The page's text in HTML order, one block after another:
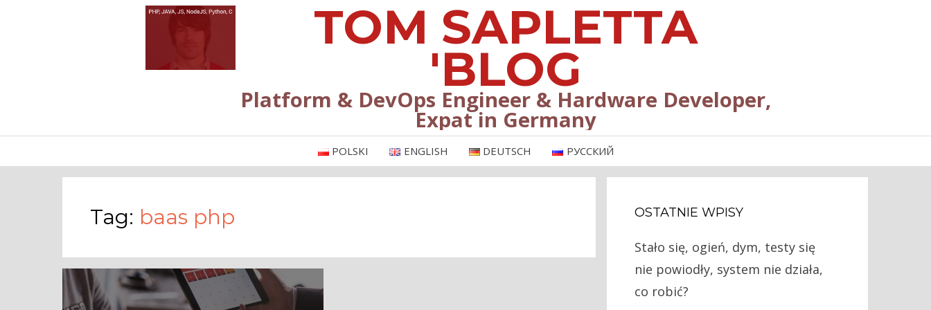
TOM SAPLETTA
'BLOG
Platform & DevOps Engineer & Hardware Developer,
Expat in Germany
POLSKI ENGLISH DEUTSCH РУССКИЙ
Tag: baas php OSTATNIE WPISY
Stało się, ogień, dym, testy się
nie powiodły, system nie działa,
co robić?